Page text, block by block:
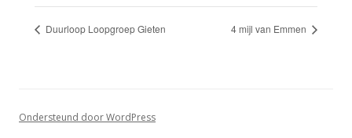
Duurloop Loopgroep Gieten 4 mijl van Emmen
Ondersteund door WordPress